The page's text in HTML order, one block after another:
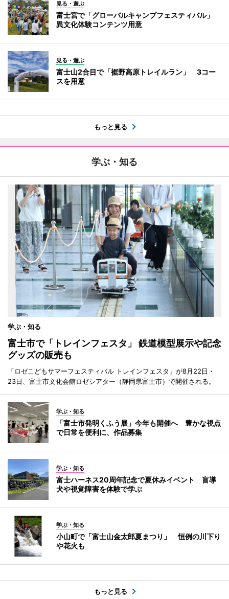
見る・遊ぶ
富士宮で「グローバルキャンプフェスティバル」
異文化体験コンテンツ用意
見る・遊ぶ
富士山2合目で「裾野高原トレイルラン」 3コー
スを用意
もっと見る
学ぶ・知る
学ぶ・知る
富士市で「トレインフェスタ」 鉄道模型展示や記念
グッズの販売も
「ロゼこどもサマーフェスティバル トレインフェスタ」が8月22日・
23日、富士市文化会館ロゼシアター（静岡県富士市）で開催される。
学ぶ・知る
「富士市発明くふう展」今年も開催へ 豊かな視点
で日常を便利に、作品募集
学ぶ・知る
富士ハーネス20周年記念で夏休みイベント 盲導
犬や視覚障害を体験で学ぶ
学ぶ・知る
小山町で「富士山金太郎夏まつり」 恒例の川下り
や花火も
もっと見る